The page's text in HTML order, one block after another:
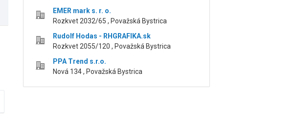
EMER mark s. r. o.
Rozkvet 2032/65 , Považská Bystrica
Rudolf Hodas - RHGRAFIKA.sk
Rozkvet 2055/120 , Považská Bystrica
PPA Trend s.r.o.
Nová 134 , Považská Bystrica